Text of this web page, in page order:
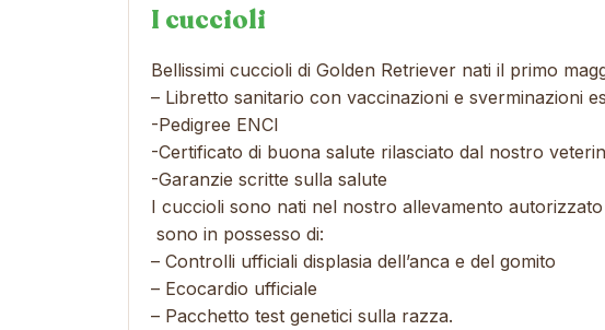
I cuccioli
Bellissimi cuccioli di Golden Retriever nati il primo
– Libretto sanitario con vaccinazioni e sverminazioni
-Pedigree ENCI
-Certificato di buona salute rilasciato dal nostro
-Garanzie scritte sulla salute
I cuccioli sono nati nel nostro allevamento
sono in possesso di:
– Controlli ufficiali displasia dell’anca e del gomito
– Ecocardio ufficiale
– Pacchetto test genetici sulla razza.